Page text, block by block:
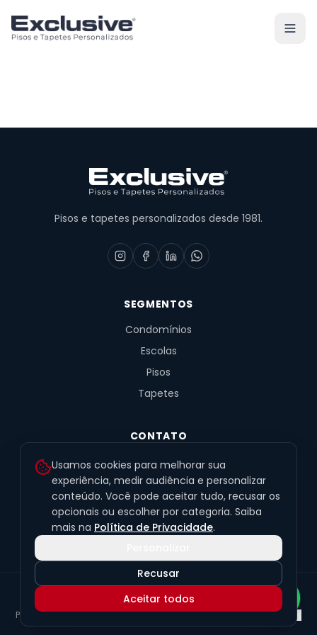
Pisos e tapetes personalizados desde 1981.
SEGMENTOS
Condomínios
Escolas
Pisos
Tapetes
CONTATO
R. Fernandes de Barros, 491, Sala 4
Alto da XV · Curitiba/PR · 80040-060
(41) 99201-6050
contato@exclusivetapetes.com.br
© 2026 Exclusive Pisos e Tapetes Personalizados
45.563.259/0001-89
Política de PrivacidadeTermos de UsoLGPDPreferências de cookies
Usamos cookies para melhorar sua
experiência, medir audiência e personalizar
conteúdo. Você pode aceitar tudo, recusar os
opcionais ou escolher por categoria. Saiba
mais na Política de Privacidade.
Recusar
Aceitar todos